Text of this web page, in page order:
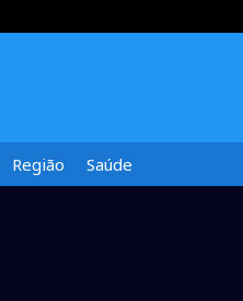
Região Saúde